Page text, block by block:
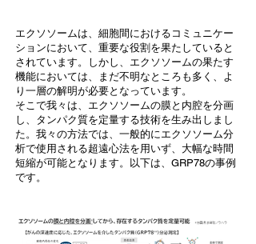
​エクソソームは、細胞間におけるコミュニケー
ションにおいて、重要な役割を果たしていると
されています。しかし、エクソソームの果たす
機能においては、まだ不明なところも多く、よ
り一層の解明が必要となっています。
そこで​我々は、エクソソームの膜と内腔を分画
し、タンパク質を定量する技術を生み出しまし
た。我々の方法では、一般的にエクソソーム分
析で使用される超遠心法を用いず、大幅な時間
短縮が可能となります。以下は、GRP78の事例
です。